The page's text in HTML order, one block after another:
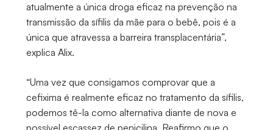
atualmente a única droga eficaz na prevenção na
transmissão da sífilis da mãe para o bebê, pois é a
única que atravessa a barreira transplacentária”,
explica Alix.
“Uma vez que consigamos comprovar que a
cefixima é realmente eficaz no tratamento da sífilis,
podemos tê-la como alternativa diante de nova e